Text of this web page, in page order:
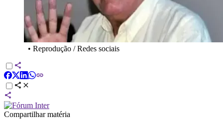
• Reprodução / Redes sociais
Compartilhar matéria